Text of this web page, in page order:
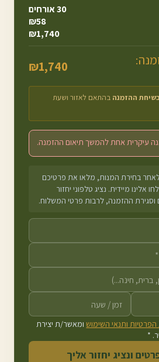
30אורחים
₪58
₪1,740
₪1,740
ההזמנה בהתאם לאזור ושעת
עיקרית אחת להמשך תיאום ההזמנה.
בחירת המנות, מלאו את פרטיכם
אלינו מיידית. נציג טלפוני יחזור
ההזמנה, לרבות פרטי המשלוח.
הפרטיות ותנאי השימושומאשר/ת יצירת
*
ונציג יחזור אליך